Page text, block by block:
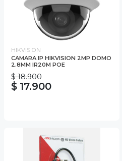
HIKVISION
CAMARA IP HIKVISION 2MP DOMO
2.8MM IR20M POE
$ 18.900
$ 17.900